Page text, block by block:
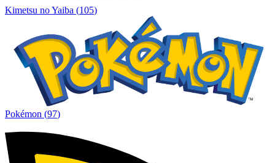
Kimetsu no Yaiba (105)
Pokémon (97)